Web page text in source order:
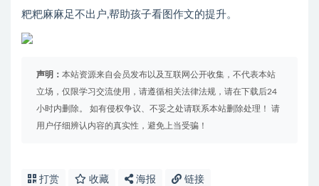
粑粑麻麻足不出户,帮助孩子看图作文的提升。
声明： 本站资源来自会员发布以及互联网公开收集，不代表本站
立场，仅限学习交流使用，请遵循相关法律法规，请在下载后24
小时内删除。 如有侵权争议、不妥之处请联系本站删除处理！ 请
用户仔细辨认内容的真实性，避免上当受骗！
打赏 收藏 海报 链接